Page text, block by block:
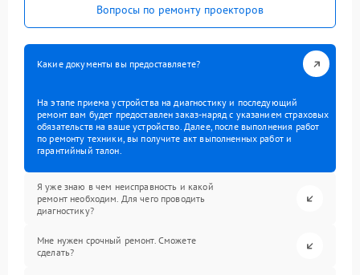
Вопросы по ремонту проекторов
Какие документы вы предоставляете?
На этапе приема устройства на диагностику и последующий
ремонт вам будет предоставлен заказ-наряд с указанием страховых
обязательств на ваше устройство. Далее, после выполнения работ
по ремонту техники, вы получите акт выполненных работ и
гарантийный талон.
Я уже знаю в чем неисправность и какой
ремонт необходим. Для чего проводить
диагностику?
Мне нужен срочный ремонт. Сможете
сделать?